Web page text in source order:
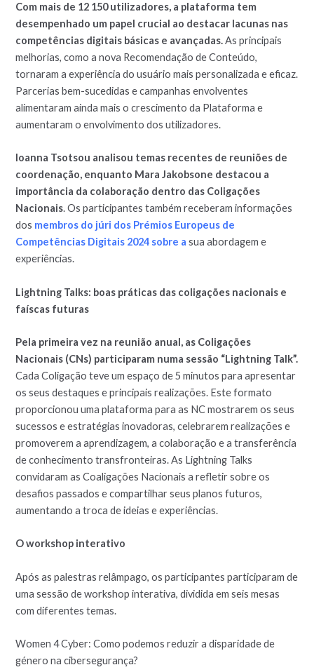
Com mais de 12 150 utilizadores, a plataforma tem
desempenhado um papel crucial ao destacar lacunas nas
competências digitais básicas e avançadas.As principais
melhorias, como a nova Recomendação de Conteúdo,
tornaram a experiência do usuário mais personalizada e eficaz.
Parcerias bem-sucedidas e campanhas envolventes
alimentaram ainda mais o crescimento da Plataforma e
aumentaram o envolvimento dos utilizadores.
Ioanna Tsotsou analisou temas recentes de reuniões de
coordenação, enquanto Mara Jakobsone destacou a
importância da colaboração dentro das Coligações
Nacionais. Os participantes também receberam informações
dos membros do júri dos Prémios Europeus de
Competências Digitais 2024 sobre a sua abordagem e
experiências.
Lightning Talks: boas práticas das coligações nacionais e
faíscas futuras
Pela primeira vez na reunião anual, as Coligações
Nacionais (CNs) participaram numa sessão “Lightning Talk”.
Cada Coligação teve um espaço de 5 minutos para apresentar
os seus destaques e principais realizações. Este formato
proporcionou uma plataforma para as NC mostrarem os seus
sucessos e estratégias inovadoras, celebrarem realizações e
promoverem a aprendizagem, a colaboração e a transferência
de conhecimento transfronteiras. As Lightning Talks
convidaram as Coaligações Nacionais a refletir sobre os
desafios passados e compartilhar seus planos futuros,
aumentando a troca de ideias e experiências.
O workshop interativo
Após as palestras relâmpago, os participantes participaram de
uma sessão de workshop interativa, dividida em seis mesas
com diferentes temas.
Women 4 Cyber: Como podemos reduzir a disparidade de
género na cibersegurança?